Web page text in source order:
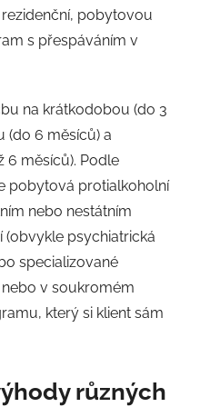
pobytovou
s přespáváním v
na krátkodobou (do 3
(do 6 měsíců) a
6 měsíců). Podle
pobytová protialkoholní
nebo nestátním
(obvykle psychiatrická
specializované
v soukromém
který si klient sám
různých